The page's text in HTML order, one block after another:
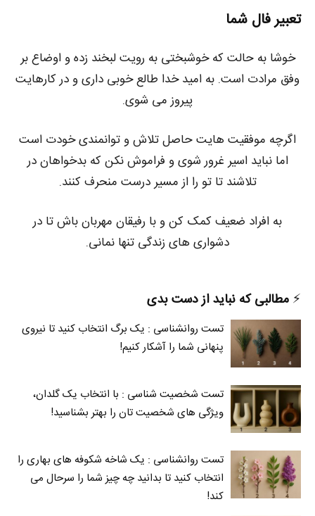
تعبیر فال شما
خوشا به حالت که خوشبختی به رویت لبخند زده و اوضاع بر
وفق مرادت است. به امید خدا طالع خوبی داری و در کارهایت
پیروز می شوی.
اگرچه موفقیت هایت حاصل تلاش و توانمندی خودت است
اما نباید اسیر غرور شوی و فراموش نکن که بدخواهان در
تلاشند تا تو را از مسیر درست منحرف کنند.
به افراد ضعیف کمک کن و با رفیقان مهربان باش تا در
دشواری های زندگی تنها نمانی.
⚡️ مطالبی که نباید از دست بدی
تست روانشناسی : یک برگ انتخاب کنید تا نیروی
پنهانی شما را آشکار کنیم!
تست شخصیت شناسی : با انتخاب یک گلدان،
ویژگی های شخصیت تان را بهتر بشناسید!
تست روانشناسی : یک شاخه شکوفه های بهاری را
انتخاب کنید تا بدانید چه چیز شما را سرحال می‌
کند!